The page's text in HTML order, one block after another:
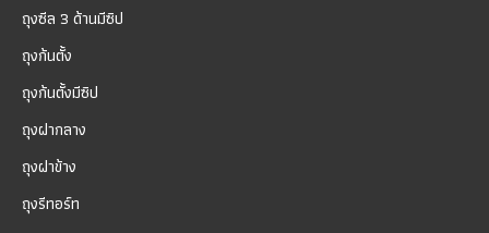
ถุงซีล 3 ด้านมีซิป
ถุงก้นตั้ง
ถุงก้นตั้งมีซิป
ถุงฝากลาง
ถุงฝาข้าง
ถุงรีทอร์ท